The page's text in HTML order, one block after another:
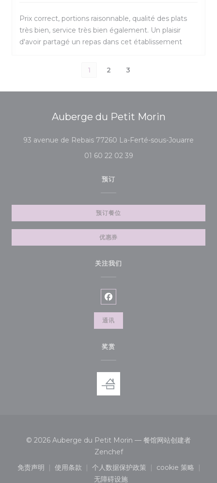
Prix correct, portions raisonnable, qualité des plats
très bien, service très bien également. Un plaisir
d'avoir partagé un repas dans cet établissement
1 2 3
Auberge du Petit Morin
93 avenue de Rebais 77260 La-Ferté-sous-Jouarre
01 60 22 02 39
预订
预订餐位
优惠券
关注我们
Facebook ((在新窗口中打开))
通讯
奖赏
© 2026 Auberge du Petit Morin — 餐馆网站创建者
Zenchef((在新窗口中打开))
免责声明
((在新窗口中打开))
使用条款
((在新窗口中打开))
个人数据保护政策
((在新窗口中打开))
cookie 策略
((在新窗口
无障碍设施